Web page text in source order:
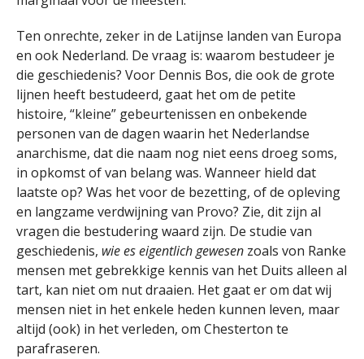
Ten onrechte, zeker in de Latijnse landen van Europa
en ook Nederland. De vraag is: waarom bestudeer je
die geschiedenis? Voor Dennis Bos, die ook de grote
lijnen heeft bestudeerd, gaat het om de petite
histoire, “kleine” gebeurtenissen en onbekende
personen van de dagen waarin het Nederlandse
anarchisme, dat die naam nog niet eens droeg soms,
in opkomst of van belang was. Wanneer hield dat
laatste op? Was het voor de bezetting, of de opleving
en langzame verdwijning van Provo? Zie, dit zijn al
vragen die bestudering waard zijn. De studie van
geschiedenis, wie es eigentlich gewesen zoals von Ranke
mensen met gebrekkige kennis van het Duits alleen al
tart, kan niet om nut draaien. Het gaat er om dat wij
mensen niet in het enkele heden kunnen leven, maar
altijd (ook) in het verleden, om Chesterton te
parafraseren.